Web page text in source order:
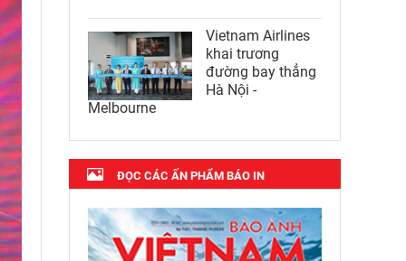
Vietnam Airlines
khai trương
đường bay thẳng
Hà Nội -
Melbourne
ĐỌC CÁC ẤN PHẨM BÁO IN